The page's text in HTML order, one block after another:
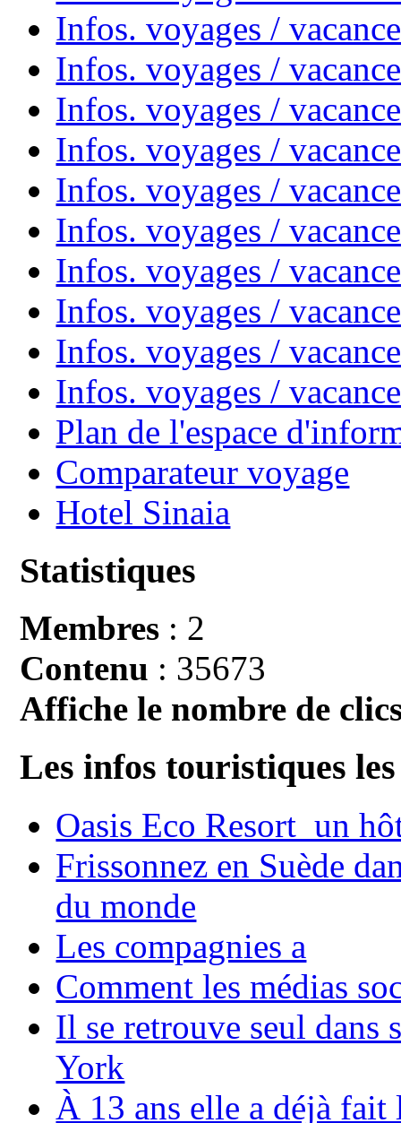
Infos. voyages /
Infos. voyages /
Infos. voyages /
Infos. voyages /
Infos. voyages /
Infos. voyages /
Infos. voyages /
Infos. voyages /
Infos. voyages /
Infos. voyages /
Plan de l'espace
Comparateur voyage
Hotel Sinaia
Statistiques
Membres : 2
Contenu : 35673
Affiche le nombre de
Les infos touristiques
Oasis Eco Resort un
Frissonnez en Suède
du monde
Les compagnies a
Comment les médias
Il se retrouve seul dans
York
À 13 ans elle a déjà